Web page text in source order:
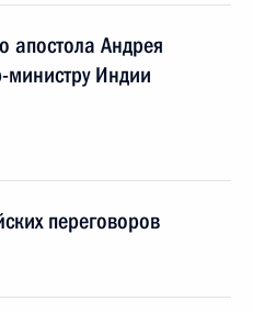
апостола Андрея
министру Индии
переговоров